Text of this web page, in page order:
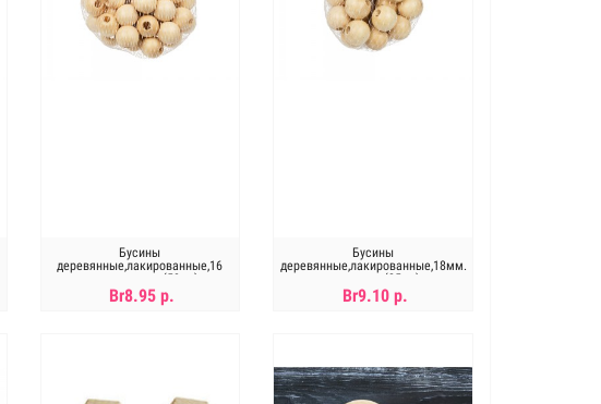
Бусины
деревянные,лакированные,16
мм. цена за уп(50шт)
Br8.95 р.
Бусины
деревянные,лакированные,18мм.
цена за уп(25шт)
Br9.10 р.